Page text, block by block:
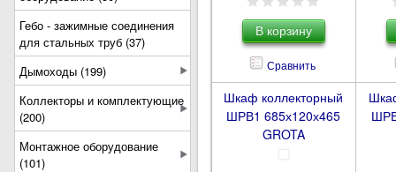
Сравнить
Шкаф коллекторный
ШРВ1 685х120х465
GROTA
Гебо - зажимные соединения
для стальных труб (37)
Дымоходы (199)
Коллекторы и комплектующие
(200)
Монтажное оборудование
(101)